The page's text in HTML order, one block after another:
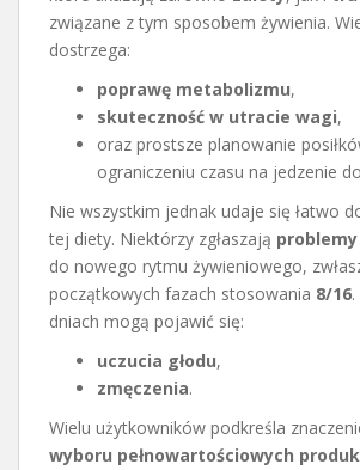
związane z tym sposobem żywienia.
dostrzega:
poprawę metabolizmu,
skuteczność w utracie wagi,
oraz prostsze planowanie
ograniczeniu czasu na jedzenie
Nie wszystkim jednak udaje się łatwo
tej diety. Niektórzy zgłaszają
do nowego rytmu żywieniowego,
początkowych fazach stosowania 8/16
dniach mogą pojawić się:
uczucia głodu,
zmęczenia.
Wielu użytkowników podkreśla
wyboru pełnowartościowych